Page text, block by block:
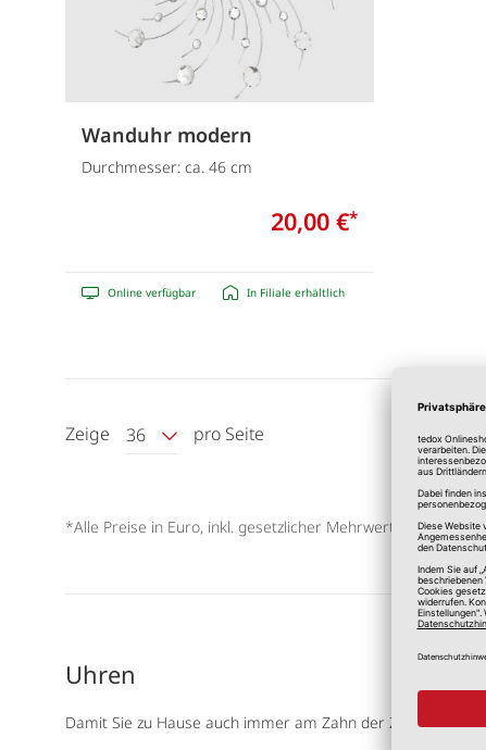
Wanduhr modern
Durchmesser: ca. 46 cm
20,00 €*
Online verfügbar In Filiale erhältlich
Zeige 36 pro Seite
*Alle Preise in Euro, inkl. gesetzlicher Mehrwertsteuer, zzgl.
Uhren
Damit Sie zu Hause auch immer am Zahn der Zeit bleiben,